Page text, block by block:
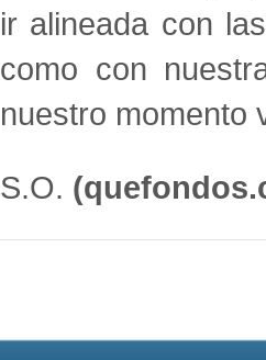
ir alineada con
como con
nuestro momento
S.O.